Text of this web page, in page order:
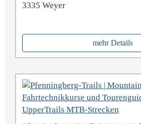
3335 Weyer
mehr Details